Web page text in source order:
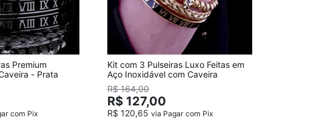
Premium
- Prata
com Pix
Kit com 3 Pulseiras Luxo Feitas em
Aço Inoxidável com Caveira
R$ 164,00
R$ 127,00
R$ 120,65 via Pagar com Pix